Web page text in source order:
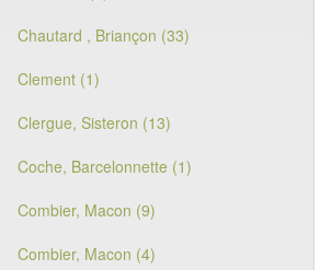
Chautard , Briançon (33)
Clement (1)
Clergue, Sisteron (13)
Coche, Barcelonnette (1)
Combier, Macon (9)
Combier, Macon (4)